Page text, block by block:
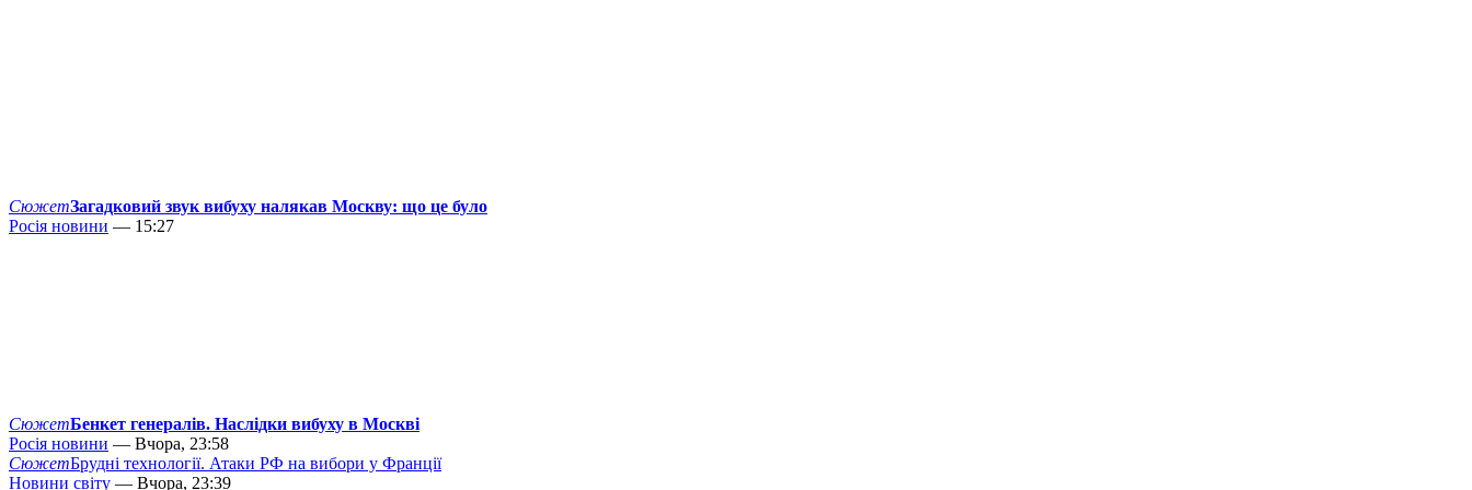
СюжетЗагадковий звук вибуху налякав Москву: що це було
Росія новини — 15:27
СюжетБенкет генералів. Наслідки вибуху в Москві
Росія новини — Вчора, 23:58
СюжетБрудні технології. Атаки РФ на вибори у Франції
Новини світу — Вчора, 23:39